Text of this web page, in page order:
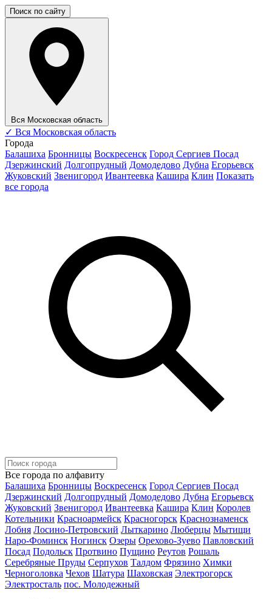
Поиск по сайту
Вся Московская область
✓ Вся Московская область
Города
Балашиха Бронницы Воскресенск Город Сергиев Посад
Дзержинский Долгопрудный Домодедово Дубна Егорьевск
Жуковский Звенигород Ивантеевка Кашира Клин Показать
все города
Все города по алфавиту
Балашиха Бронницы Воскресенск Город Сергиев Посад
Дзержинский Долгопрудный Домодедово Дубна Егорьевск
Жуковский Звенигород Ивантеевка Кашира Клин Королев
Котельники Красноармейск Красногорск Краснознаменск
Лобня Лосино-Петровский Лыткарино Люберцы Мытищи
Наро-Фоминск Ногинск Озеры Орехово-Зуево Павловский
Посад Подольск Протвино Пущино Реутов Рошаль
Серебряные Пруды Серпухов Талдом Фрязино Химки
Черноголовка Чехов Шатура Шаховская Электрогорск
Электросталь пос. Молодежный